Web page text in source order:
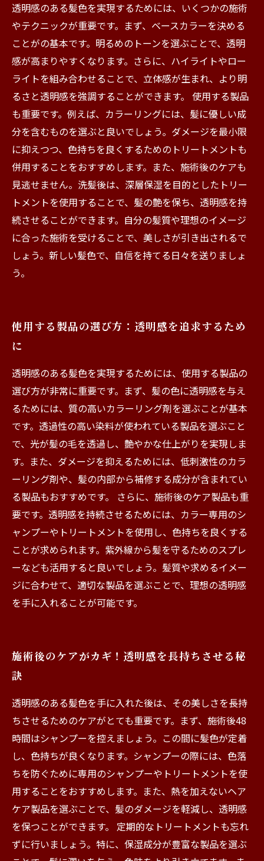
透明感のある髪色を実現するためには、いくつかの施術
やテクニックが重要です。まず、ベースカラーを決める
ことがの基本です。明るめのトーンを選ぶことで、透明
感が高まりやすくなります。さらに、ハイライトやロー
ライトを組み合わせることで、立体感が生まれ、より明
るさと透明感を強調することができます。 使用する製品
も重要です。例えば、カラーリングには、髪に優しい成
分を含むものを選ぶと良いでしょう。ダメージを最小限
に抑えつつ、色持ちを良くするためのトリートメントも
併用することをおすすめします。また、施術後のケアも
見逃せません。洗髪後は、深層保湿を目的としたトリー
トメントを使用することで、髪の艶を保ち、透明感を持
続させることができます。自分の髪質や理想のイメージ
に合った施術を受けることで、美しさが引き出されるで
しょう。新しい髪色で、自信を持てる日々を送りましょ
う。
使用する製品の選び方：透明感を追求するため
に
透明感のある髪色を実現するためには、使用する製品の
選び方が非常に重要です。まず、髪の色に透明感を与え
るためには、質の高いカラーリング剤を選ぶことが基本
です。透過性の高い染料が使われている製品を選ぶこと
で、光が髪の毛を透過し、艶やかな仕上がりを実現しま
す。また、ダメージを抑えるためには、低刺激性のカラ
ーリング剤や、髪の内部から補修する成分が含まれてい
る製品もおすすめです。 さらに、施術後のケア製品も重
要です。透明感を持続させるためには、カラー専用のシ
ャンプーやトリートメントを使用し、色持ちを良くする
ことが求められます。紫外線から髪を守るためのスプレ
ーなども活用すると良いでしょう。髪質や求めるイメー
ジに合わせて、適切な製品を選ぶことで、理想の透明感
を手に入れることが可能です。
施術後のケアがカギ！透明感を長持ちさせる秘
訣
透明感のある髪色を手に入れた後は、その美しさを長持
ちさせるためのケアがとても重要です。まず、施術後48
時間はシャンプーを控えましょう。この間に髪色が定着
し、色持ちが良くなります。シャンプーの際には、色落
ちを防ぐために専用のシャンプーやトリートメントを使
用することをおすすめします。また、熱を加えないヘア
ケア製品を選ぶことで、髪のダメージを軽減し、透明感
を保つことができます。 定期的なトリートメントも忘れ
ずに行いましょう。特に、保湿成分が豊富な製品を選ぶ